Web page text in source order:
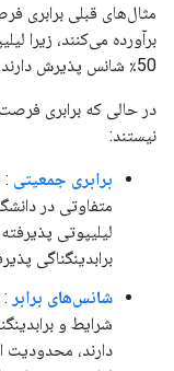
مثال‌های قبلی برابری
برآورده می‌کنند، زیرا
50٪ شانس پذیرش دارند.
در حالی که برابری
نیستند:
برابری جمعیتی :
برابدینگناگی
شانس‌های برابر
شرایط و
دارند، محدودیت